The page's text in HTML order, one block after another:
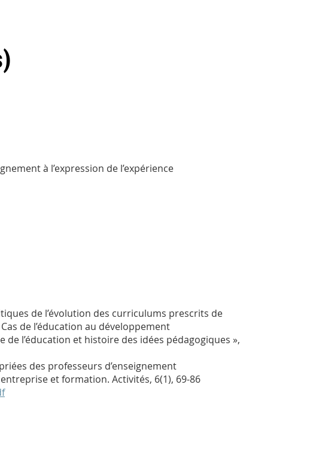
à l’expression de l’expérience
de l’évolution des curriculums prescrits de
de l’éducation au développement
de l’éducation et histoire des idées pédagogiques »,
des professeurs d’enseignement
et formation. Activités, 6(1), 69-86